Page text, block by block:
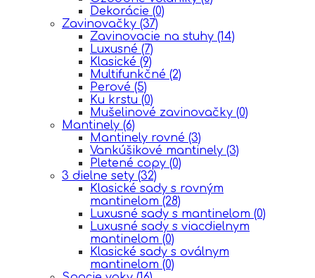
Dekorácie (0)
Zavinovačky (37)
Zavinovacie na stuhy (14)
Luxusné (7)
Klasické (9)
Multifunkčné (2)
Perové (5)
Ku krstu (0)
Mušelinové zavinovačky (0)
Mantinely (6)
Mantinely rovné (3)
Vankúšikové mantinely (3)
Pletené copy (0)
3 dielne sety (32)
Klasické sady s rovným
mantinelom (28)
Luxusné sady s mantinelom (0)
Luxusné sady s viacdielnym
mantinelom (0)
Klasické sady s oválnym
mantinelom (0)